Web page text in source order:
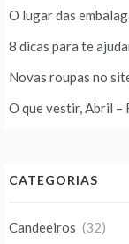
O lugar das
8 dicas para te
Novas roupas no
O que vestir, Abril –
CATEGORIAS
Candeeiros (32)